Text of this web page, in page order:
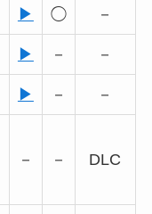
▶ ◯ －
▶ － －
▶ － －
－ － DLC